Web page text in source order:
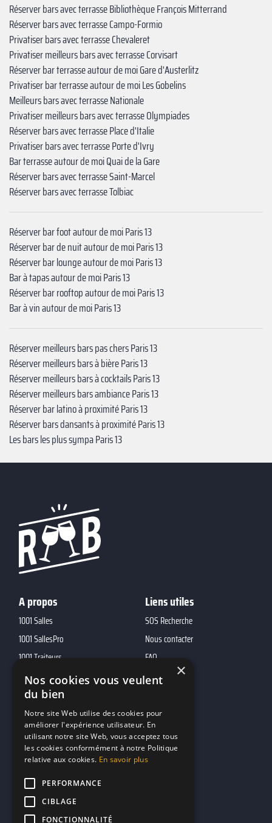
Réserver bars avec terrasse Bibliothèque François Mitterrand
Réserver bars avec terrasse Campo-Formio
Privatiser bars avec terrasse Chevaleret
Privatiser meilleurs bars avec terrasse Corvisart
Réserver bar terrasse autour de moi Gare d'Austerlitz
Privatiser bar terrasse autour de moi Les Gobelins
Meilleurs bars avec terrasse Nationale
Privatiser meilleurs bars avec terrasse Olympiades
Réserver bars avec terrasse Place d'Italie
Privatiser bars avec terrasse Porte d'Ivry
Bar terrasse autour de moi Quai de la Gare
Réserver bars avec terrasse Saint-Marcel
Réserver bars avec terrasse Tolbiac
Réserver bar foot autour de moi Paris 13
Réserver bar de nuit autour de moi Paris 13
Réserver bar lounge autour de moi Paris 13
Bar à tapas autour de moi Paris 13
Réserver bar rooftop autour de moi Paris 13
Bar à vin autour de moi Paris 13
Réserver meilleurs bars pas chers Paris 13
Réserver meilleurs bars à bière Paris 13
Réserver meilleurs bars à cocktails Paris 13
Réserver meilleurs bars ambiance Paris 13
Réserver bar latino à proximité Paris 13
Réserver bars dansants à proximité Paris 13
Les bars les plus sympa Paris 13
A propos
1001 Salles
1001 SallesPro
1001 Traiteurs
1001 DJ
10h01
MP2
Liens utiles
SOS Recherche
Nous contacter
FAQ
Contacts
marketing@reserverunbar.fr
11 rue Maurice Grandcoing
94200 Ivry-sur-Seine
×
Nos cookies vous veulent
du bien
Notre site Web utilise des cookies pour
améliorer l'expérience utilisateur. En
utilisant notre site Web, vous acceptez tous
les cookies conformément à notre Politique
relative aux cookies. En savoir plus
PERFORMANCE
CIBLAGE
FONCTIONNALITÉ